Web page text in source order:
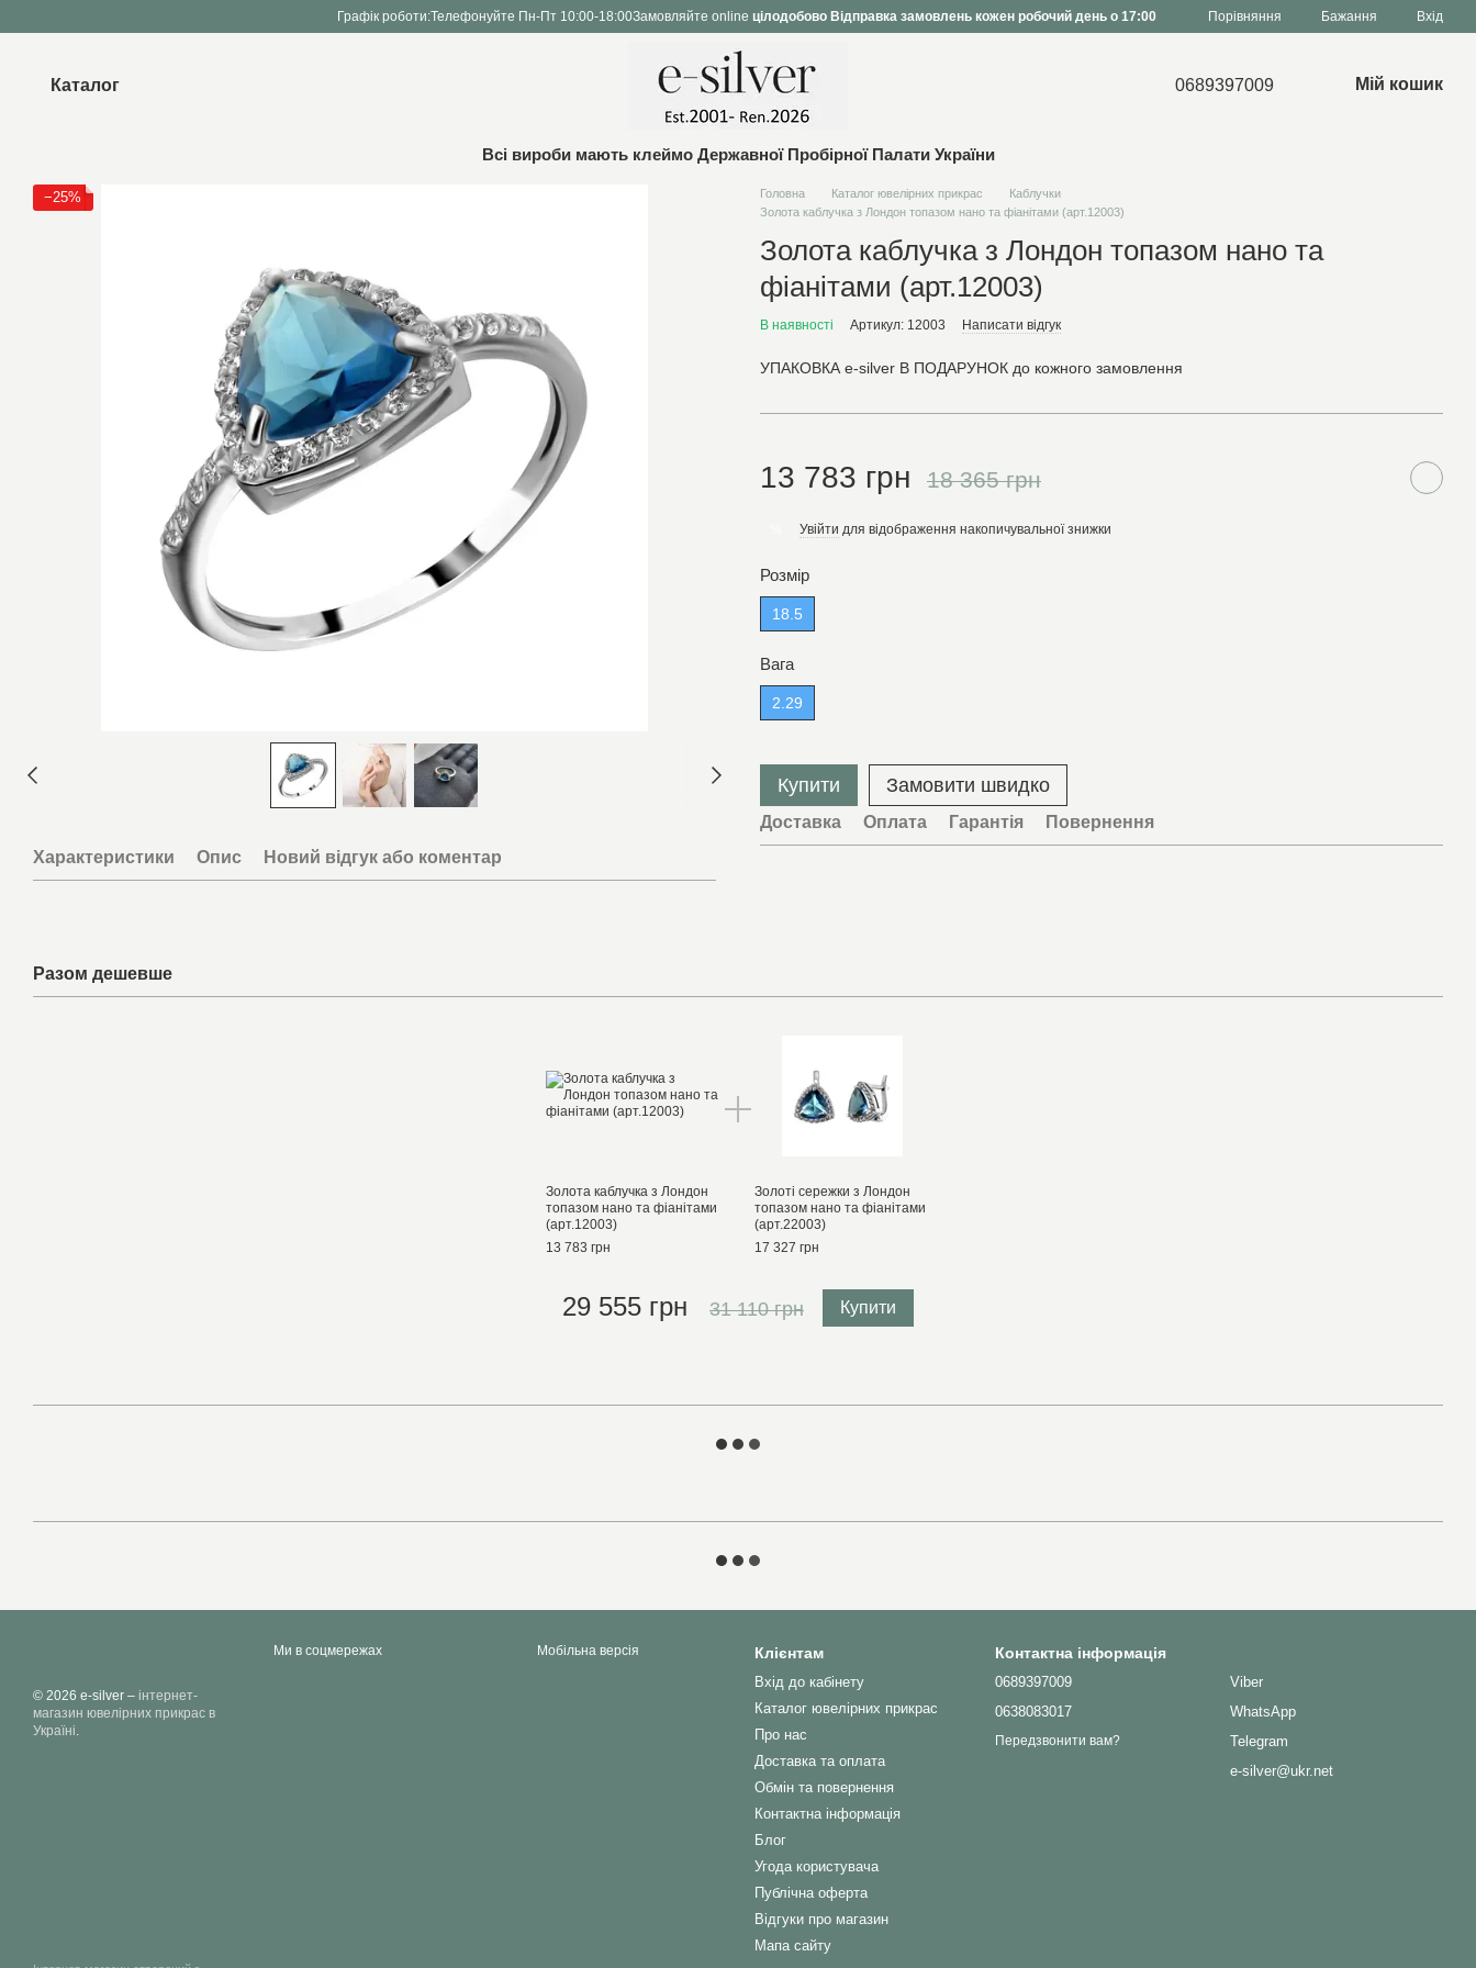
Графік роботи:Телефонуйте Пн-Пт 10:00-18:00Замовляйте online цілодобово Відправка замовлень кожен робочий день о 17:00 Порівняння Бажання Вхід
Каталог 0689397009 Мій кошик
Всі вироби мають клеймо Державної Пробірної Палати України
−25%
Характеристики Опис Новий відгук або коментар
Головна Каталог ювелірних прикрас
Каблучки
Золота каблучка з Лондон топазом нано та фіанітами (арт.12003)
Золота каблучка з Лондон топазом нано та
фіанітами (арт.12003)
В наявності Артикул: 12003 Написати відгук
УПАКОВКА e-silver В ПОДАРУНОК до кожного замовлення
13 783 грн 18 365 грн
Увійти для відображення накопичувальної знижки
Розмір
18.5
Вага
2.29
Купити Замовити швидко
Доставка Оплата Гарантія Повернення
Разом дешевше
Золота каблучка з Лондон
топазом нано та фіанітами
(арт.12003)
13 783 грн
Золоті сережки з Лондон
топазом нано та фіанітами
(арт.22003)
17 327 грн
29 555 грн 31 110 грн Купити
© 2026 e-silver – інтернет-
магазин ювелірних прикрас в
Україні.
Ми в соцмережах Мобільна версія Клієнтам
Вхід до кабінету
Каталог ювелірних прикрас
Про нас
Доставка та оплата
Обмін та повернення
Контактна інформація
Блог
Угода користувача
Публічна оферта
Відгуки про магазин
Мапа сайту
Контактна інформація
0689397009
0638083017
Передзвонити вам?
Viber
WhatsApp
Telegram
e-silver@ukr.net